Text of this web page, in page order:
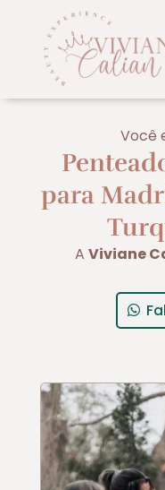
Você
para
A Viviane